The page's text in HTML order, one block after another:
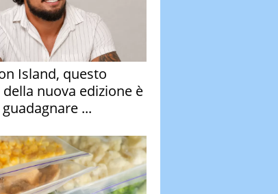
Island, questo
nuova edizione è
...